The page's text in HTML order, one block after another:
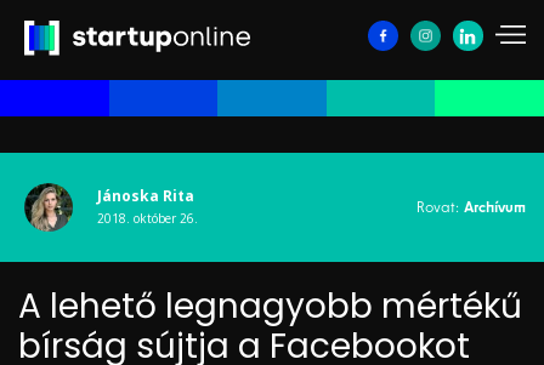
Jánoska Rita
2018. október 26.
Rovat: Archívum
A lehető legnagyobb mértékű
bírság sújtja a Facebookot